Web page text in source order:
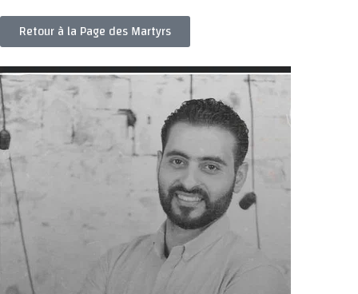
Retour à la Page des Martyrs